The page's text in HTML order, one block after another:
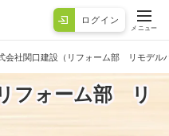
ログイン
メニュー
会社関口建設（リフォーム部 リモデル
フォーム部 リ